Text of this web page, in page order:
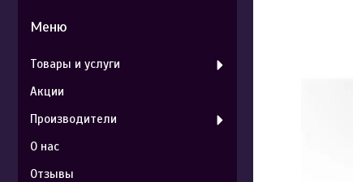
Товары и услуги
Акции
Производители
О нас
Отзывы